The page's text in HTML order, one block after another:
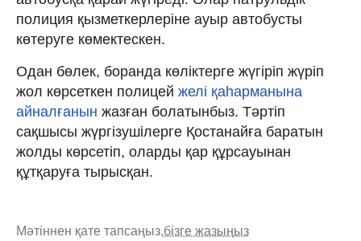
полиция қызметкерлеріне ауыр автобусты
көтеруге көмектескен.
Одан бөлек, боранда көліктерге жүгіріп жүріп
жол көрсеткен полицей желі қаһарманына
айналғанын жазған болатынбыз. Тәртіп
сақшысы жүргізушілерге Қостанайға баратын
жолды көрсетіп, оларды қар құрсауынан
құтқаруға тырысқан.
Мәтіннен қате тапсаңыз,бізге жазыңыз